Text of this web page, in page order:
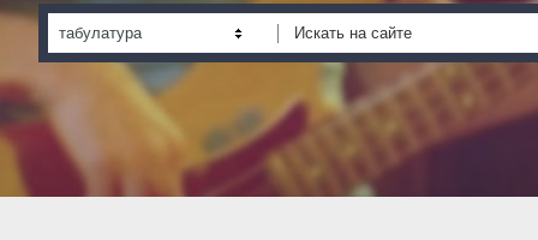
табулатура